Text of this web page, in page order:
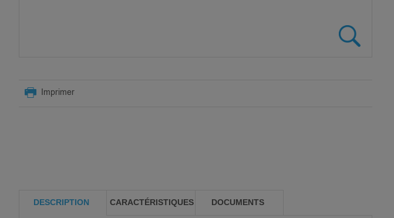
THE
Imprimer
DESCRIPTION CARACTÉRISTIQUES DOCUMENTS